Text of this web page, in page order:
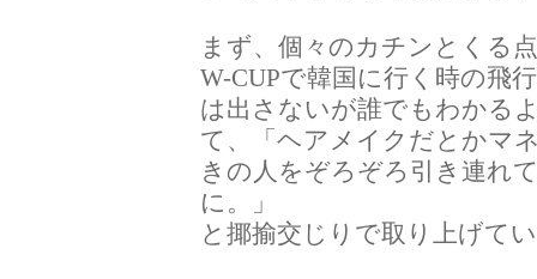
まず、個々のカチンとくる
W-CUPで韓国に行く時の飛
は出さないが誰でもわかる
て、「ヘアメイクだとかマ
きの人をぞろぞろ引き連れ
に。」
と揶揄交じりで取り上げて